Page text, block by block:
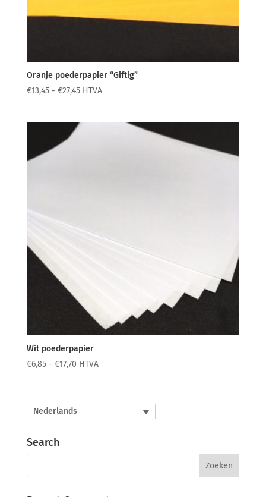
Oranje poederpapier “Giftig”
€13,45 - €27,45Prijsklasse:
HTVA
Wit poederpapier
€6,85 - €17,70Prijsklasse:
€17,70
HTVA
Nederlands
Search